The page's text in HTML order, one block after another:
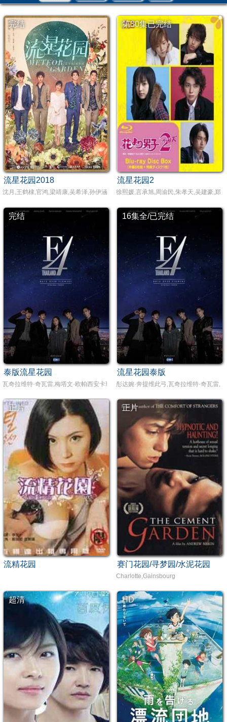
完结
流星花园2018
沈月,王鹤棣,官鸿,梁靖康,吴希泽,孙伊涵,王润泽,孙千,刘尹昊,厉嘉琪,刘烨,董馨,徐熙
第30集已完结
流星花园2
徐熙媛,言承旭,周渝民,朱孝天,吴建豪,郑
完结
泰版流星花园
瓦奇拉维特·奇瓦雷,梅塔文·欧帕西安卡琼,彤达婉·奔提维此弓,吉拉瓦·苏提瓦尼沙克,
16集全/已完结
流星花园泰版
彤达婉·奔提维此弓,瓦奇拉维特·奇瓦雷,
正片
流精花园
正片
赛门花园/寻梦园/水泥花园
Charlotte,Gainsbourg
超清 HD